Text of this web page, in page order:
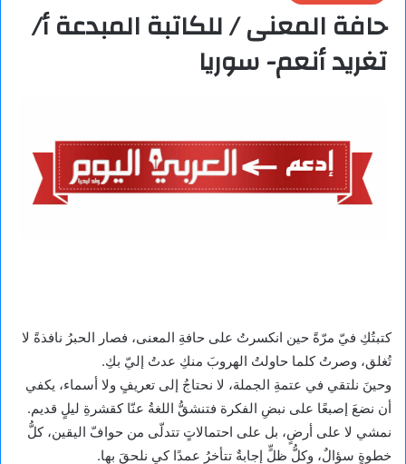
حافة المعنى / للكاتبة المبدعة أ/
تغريد أنعم- سوريا
كتبتُكِ فيّ مرّةً حين انكسرتُ على حافةِ المعنى، فصار الحبرُ نافذةً لا
تُغلق، وصرتُ كلما حاولتُ الهروبَ منكِ عدتُ إليّ بكِ.
وحينَ نلتقي في عتمةِ الجملة، لا نحتاجُ إلى تعريفٍ ولا أسماء، يكفي
أن نضعَ إصبعًا على نبضِ الفكرة فتنشقُّ اللغةُ عنّا كقشرةِ ليلٍ قديم.
نمشي لا على أرضٍ، بل على احتمالاتٍ تتدلّى من حوافّ اليقين، كلُّ
خطوةٍ سؤالٌ، وكلُّ ظلٍّ إجابةٌ تتأخرُ عمدًا كي نلحقَ بها.